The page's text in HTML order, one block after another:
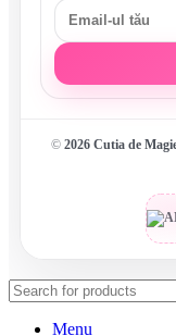
© 2026 Cutia de
Menu